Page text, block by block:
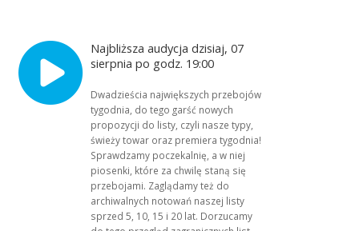
Najbliższa audycja dzisiaj, 07
sierpnia po godz. 19:00
Dwadzieścia największych przebojów
tygodnia, do tego garść nowych
propozycji do listy, czyli nasze typy,
świeży towar oraz premiera tygodnia!
Sprawdzamy poczekalnię, a w niej
piosenki, które za chwilę staną się
przebojami. Zaglądamy też do
archiwalnych notowań naszej listy
sprzed 5, 10, 15 i 20 lat. Dorzucamy